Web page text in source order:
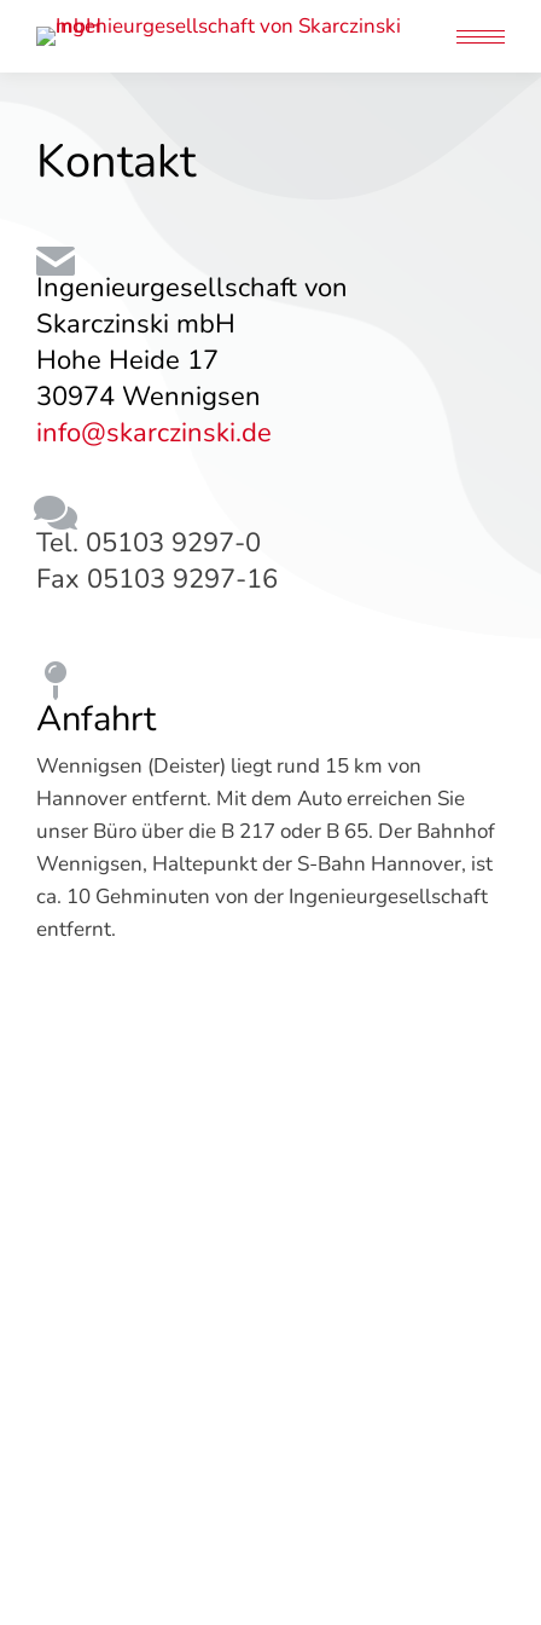
Kontakt
Ingenieurgesellschaft von
Skarczinski mbH
Hohe Heide 17
30974 Wennigsen
info@skarczinski.de
Tel. 05103 9297-0
Fax 05103 9297-16
Anfahrt
Wennigsen (Deister) liegt rund 15 km von
Hannover entfernt. Mit dem Auto erreichen Sie
unser Büro über die B 217 oder B 65. Der Bahnhof
Wennigsen, Haltepunkt der S-Bahn Hannover, ist
ca. 10 Gehminuten von der Ingenieur­gesellschaft
entfernt.